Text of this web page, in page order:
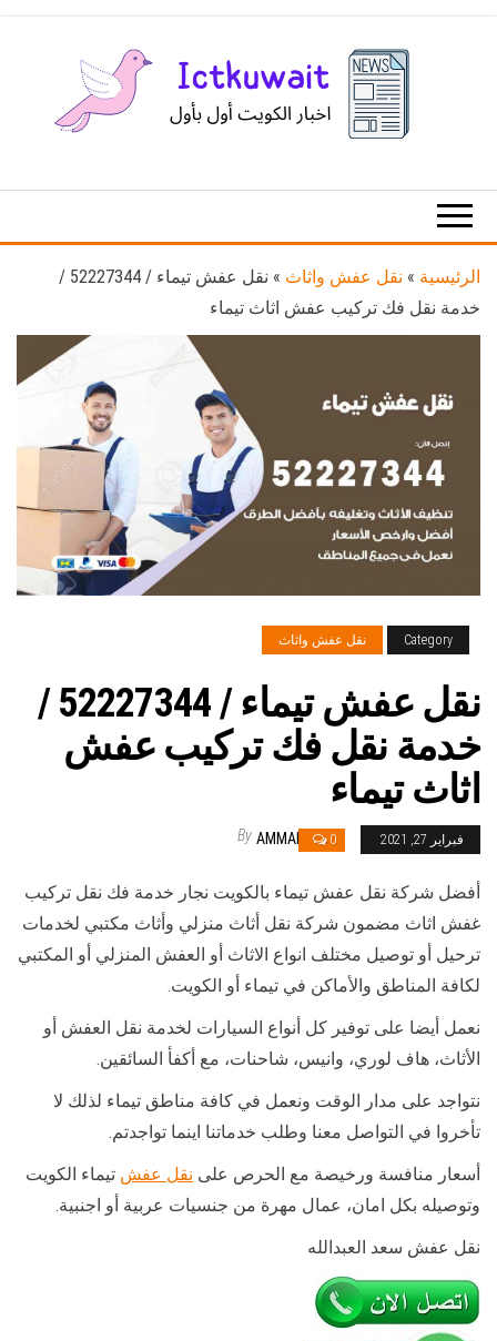
الكويت
الرئيسية » نقل عفش واثاث »
نقل عفش تيماء / 52227344 /
خدمة نقل فك تركيب عفش اثاث تيماء
Category نقل عفش واثاث
نقل عفش تيماء / 52227344 /
خدمة نقل فك تركيب عفش
اثاث تيماء
فبراير 27, 2021 0
By AMMAR
أفضل شركة نقل عفش تيماء بالكويت نجار خدمة فك نقل تركيب
غفش اثاث مضمون شركة نقل أثاث منزلي وأثاث مكتبي لخدمات
ترحيل أو توصيل مختلف انواع الاثاث أو العفش المنزلي أو المكتبي
لكافة المناطق والأماكن في تيماء أو الكويت.
نعمل أيضا على توفير كل أنواع السيارات لخدمة نقل العفش أو
الأثاث، هاف لوري، وانيس، شاحنات، مع أكفأ السائقين.
نتواجد على مدار الوقت ونعمل في كافة مناطق تيماء لذلك لا
تأخروا في التواصل معنا وطلب خدماتنا اينما تواجدتم.
أسعار منافسة ورخيصة مع الحرص على نقل عفش تيماء الكويت
وتوصيله بكل امان، عمال مهرة من جنسيات عربية أو اجنبية.
نقل عفش سعد العبدالله